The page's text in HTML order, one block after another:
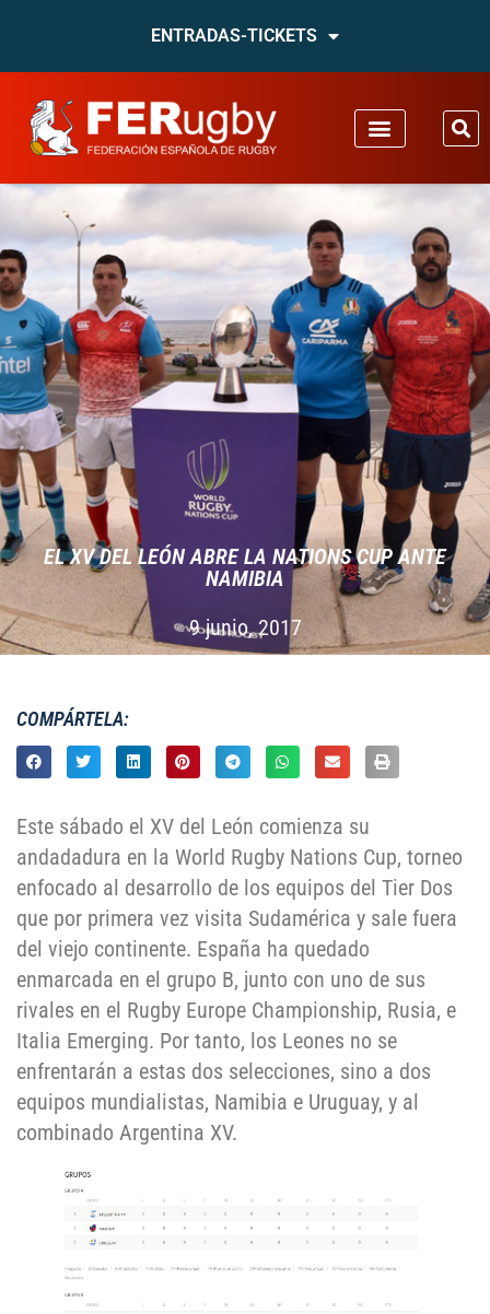
ENTRADAS-TICKETS
EL XV DEL LEÓN ABRE LA NATIONS CUP ANTE
NAMIBIA
9 junio, 2017
COMPÁRTELA:
Este sábado el XV del León comienza su
andadadura en la World Rugby Nations Cup, torneo
enfocado al desarrollo de los equipos del Tier Dos
que por primera vez visita Sudamérica y sale fuera
del viejo continente. España ha quedado
enmarcada en el grupo B, junto con uno de sus
rivales en el Rugby Europe Championship, Rusia, e
Italia Emerging. Por tanto, los Leones no se
enfrentarán a estas dos selecciones, sino a dos
equipos mundialistas, Namibia e Uruguay, y al
combinado Argentina XV.